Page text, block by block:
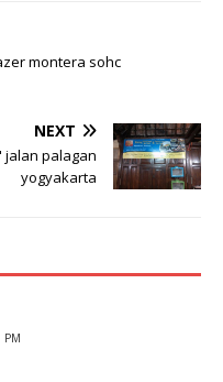
montera sohc
NEXT
palagan
yogyakarta
PM